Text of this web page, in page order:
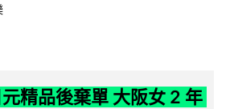
精品後棄單 大阪女 2 年